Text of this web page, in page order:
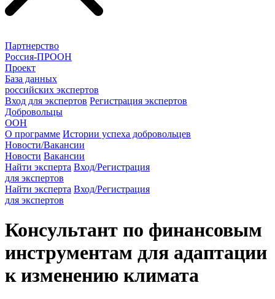
Партнерство
Россия-ПРООН
Проект
База данных
российских экспертов
Вход для экспертов Регистрация экспертов
Добровольцы
ООН
О программе Истории успеха добровольцев
Новости/Вакансии
Новости Вакансии
Найти эксперта Вход/Регистрация
для экспертов
Найти эксперта Вход/Регистрация
для экспертов
Консультант по финансовым
инструментам для адаптации
к изменению климата